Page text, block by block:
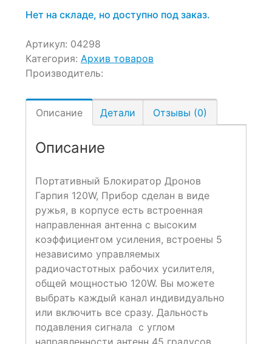
Нет на складе, но доступно под заказ.
Артикул: 04298
Категория: Архив товаров
Производитель:
Описание Детали Отзывы (0)
Описание
Портативный Блокиратор Дронов
Гарпия 120W, Прибор сделан в виде
ружья, в корпусе есть встроенная
направленная антенна с высоким
коэффициентом усиления, встроены 5
независимо управляемых
радиочастотных рабочих усилителя,
общей мощностью 120W. Вы можете
выбрать каждый канал индивидуально
или включить все сразу. Дальность
подавления сигнала с углом
направленности антенн 45 градусов